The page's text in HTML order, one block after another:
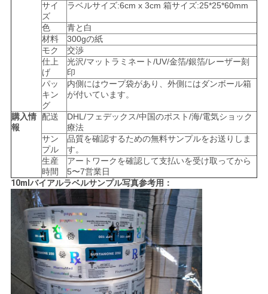
場
地
PRIVACY
POLICY
サイ
ズ
ラベルサイズ:6cm x 3cm 箱サイズ:25*25*60mm
色
青と白
材料
300gの紙
モク
交渉
仕上
げ
光沢/マットラミネート/UV/金箔/銀箔/レーザー刻
印
パッ
キン
グ
内側にはウープ袋があり、外側にはダンボール箱
が付いています。
購入情
報
配送
DHL/フェデックス/中国のポスト/海/電気ショック
療法
サン
プル
品質を確認するための無料サンプルをお送りしま
す。
生産
時間
アートワークを確認して支払いを受け取ってから
5〜7営業日
10mlバイアルラベルサンプル写真参考用：